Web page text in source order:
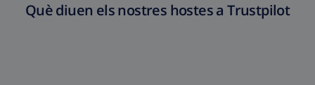
Què diuen els nostres hostes a Trustpilot